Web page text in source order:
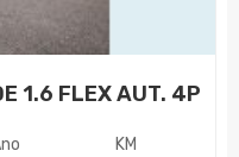
1.6 FLEX AUT. 4P
KM